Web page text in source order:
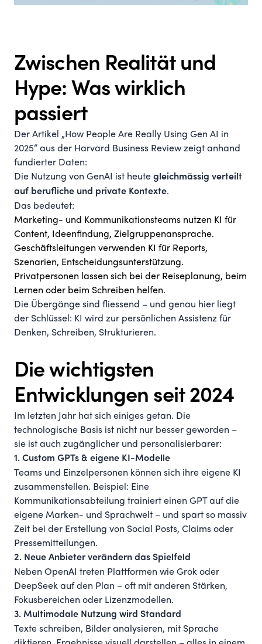
Zwischen Realität und
Hype: Was wirklich
passiert
Der Artikel „How People Are Really Using Gen AI in
2025“ aus der Harvard Business Review zeigt anhand
fundierter Daten:
Die Nutzung von GenAI ist heute gleichmässig verteilt
auf berufliche und private Kontexte.
Das bedeutet:
Marketing- und Kommunikationsteams nutzen KI für
Content, Ideenfindung, Zielgruppenansprache.
Geschäftsleitungen verwenden KI für Reports,
Szenarien, Entscheidungsunterstützung.
Privatpersonen lassen sich bei der Reiseplanung, beim
Lernen oder beim Schreiben helfen.
Die Übergänge sind fliessend – und genau hier liegt
der Schlüssel: KI wird zur persönlichen Assistenz für
Denken, Schreiben, Strukturieren.
Die wichtigsten
Entwicklungen seit 2024
Im letzten Jahr hat sich einiges getan. Die
technologische Basis ist nicht nur besser geworden –
sie ist auch zugänglicher und personalisierbarer:
1. Custom GPTs & eigene KI-Modelle
Teams und Einzelpersonen können sich ihre eigene KI
zusammenstellen. Beispiel: Eine
Kommunikationsabteilung trainiert einen GPT auf die
eigene Marken- und Sprachwelt – und spart so massiv
Zeit bei der Erstellung von Social Posts, Claims oder
Pressemitteilungen.
2. Neue Anbieter verändern das Spielfeld
Neben OpenAI treten Plattformen wie Grok oder
DeepSeek auf den Plan – oft mit anderen Stärken,
Fokusbereichen oder Lizenzmodellen.
3. Multimodale Nutzung wird Standard
Texte schreiben, Bilder analysieren, mit Sprache